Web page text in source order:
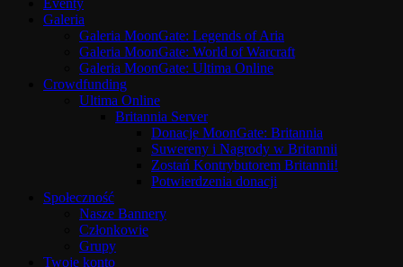
Eventy
Galeria
Galeria MoonGate: Legends of Aria
Galeria MoonGate: World of Warcraft
Galeria MoonGate: Ultima Online
Crowdfunding
Ultima Online
Britannia Server
Donacje MoonGate: Britannia
Suwereny i Nagrody w Britannii
Zostań Kontrybutorem Britannii!
Potwierdzenia donacji
Społeczność
Nasze Bannery
Członkowie
Grupy
Twoje konto